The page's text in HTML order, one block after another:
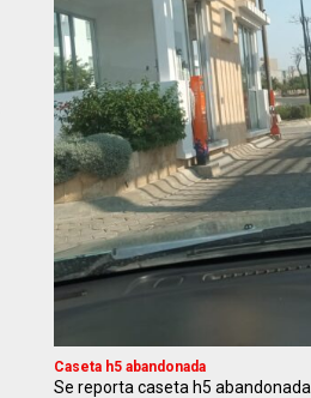
Caseta h5 abandonada
Se reporta caseta h5 abandonada.